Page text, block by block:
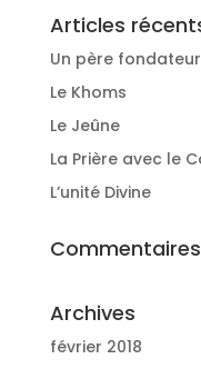
Articles
Un père
Le Khoms
Le Jeûne
La Prière avec le
L’unité Divine
Archives
février 2018